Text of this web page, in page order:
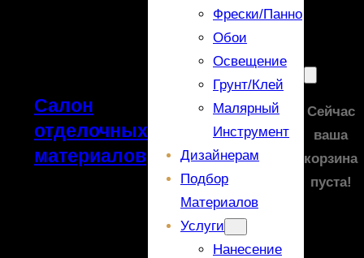
Салон
отделочных
материалов
Фрески/панно
Обои
Освещение
Грунт/Клей
Малярный
Инструмент
Дизайнерам
Подбор
Материалов
Услуги
Нанесение
Сейчас
ваша
корзина
пуста!